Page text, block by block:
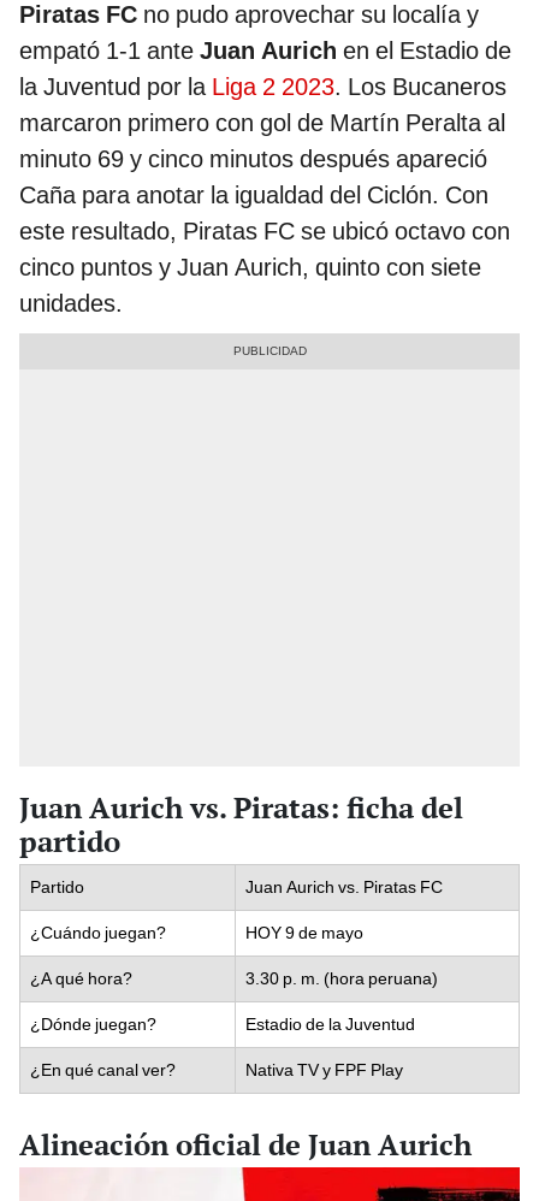
Piratas FC no pudo aprovechar su localía y
empató 1-1 ante Juan Aurich en el Estadio de
la Juventud por la Liga 2 2023. Los Bucaneros
marcaron primero con gol de Martín Peralta al
minuto 69 y cinco minutos después apareció
Caña para anotar la igualdad del Ciclón. Con
este resultado, Piratas FC se ubicó octavo con
cinco puntos y Juan Aurich, quinto con siete
unidades.
Juan Aurich vs. Piratas: ficha del
partido
Partido Juan Aurich vs. Piratas FC
¿Cuándo juegan? HOY 9 de mayo
¿A qué hora? 3.30 p. m. (hora peruana)
¿Dónde juegan? Estadio de la Juventud
¿En qué canal ver? Nativa TV y FPF Play
Alineación oficial de Juan Aurich